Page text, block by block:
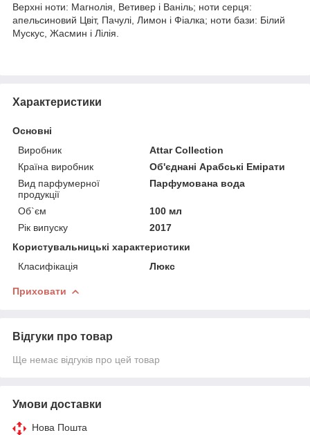
Верхні ноти: Магнолія, Ветивер і Ваніль; ноти серця:
апельсиновий Цвіт, Пачулі, Лимон і Фіалка; ноти бази: Білий
Мускус, Жасмин і Лілія.
Характеристики
Основні
Виробник
Attar Collection
Країна виробник
Об'єднані Арабські Емірати
Вид парфумерної
продукції
Парфумована вода
Об`єм
100 мл
Рік випуску
2017
Користувальницькі характеристики
Класифікація
Люкс
Приховати
Відгуки про товар
Ще немає відгуків про цей товар
Умови доставки
Нова Пошта